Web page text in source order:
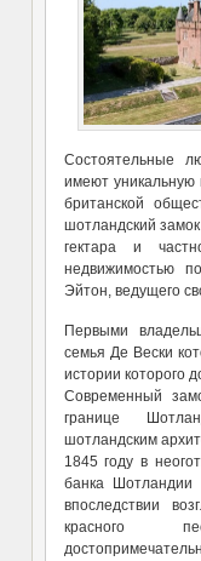
Состоятельные
имеют
британской
шотландский
гектара и
недвижимостью
Эйтон, ведущего
Первыми
семья Де Вески
истории которого
Современный
границе
шотландским
1845 году в
банка Шотландии
впоследствии
красного